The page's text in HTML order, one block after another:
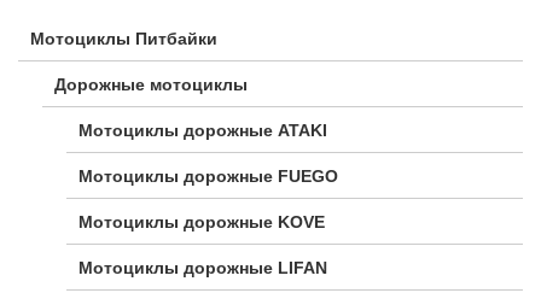
Мотоциклы Питбайки
Дорожные мотоциклы
Мотоциклы дорожные ATAKI
Мотоциклы дорожные FUEGO
Мотоциклы дорожные KOVE
Мотоциклы дорожные LIFAN